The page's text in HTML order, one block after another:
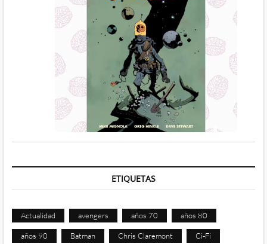
ETIQUETAS
Actualidad avengers años 70 años 80
años 90 Batman Chris Claremont Ci-Fi